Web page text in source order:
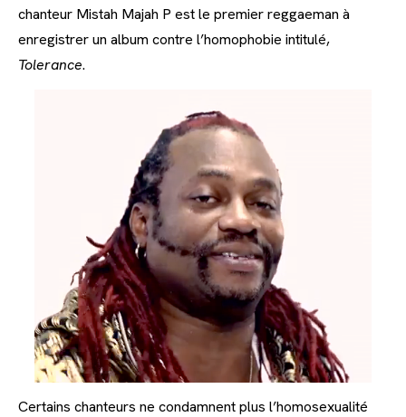
chanteur Mistah Majah P est le premier reggaeman à
enregistrer un album contre l’homophobie intitulé,
Tolerance.
Certains chanteurs ne condamnent plus l’homosexualité